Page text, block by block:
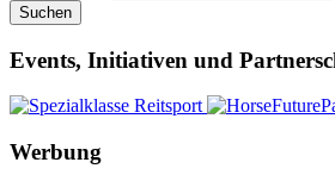
Suchen
Events, Initiativen und
Werbung